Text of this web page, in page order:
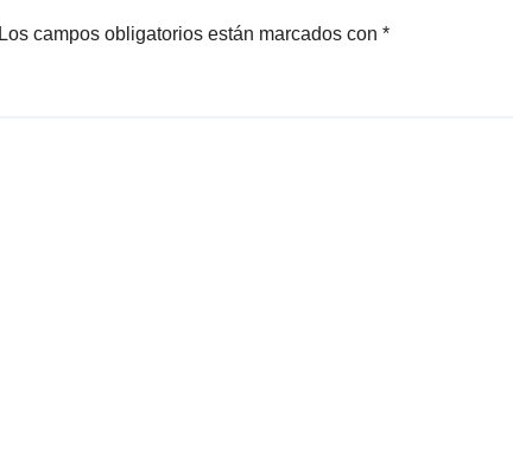
Los campos obligatorios están marcados con *